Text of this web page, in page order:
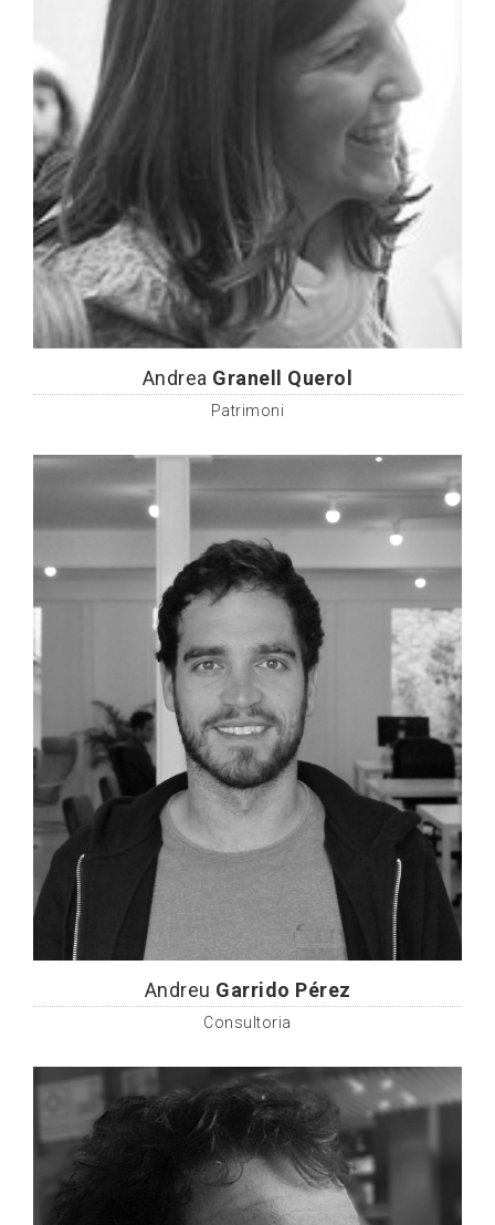
Andrea Granell Querol
Patrimoni
Andreu Garrido Pérez
Consultoria